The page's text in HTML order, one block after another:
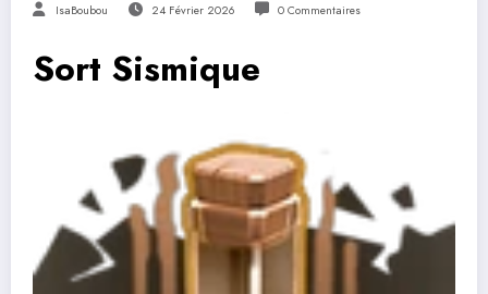
IsaBoubou 24 Février 2026 0 Commentaires
Sort Sismique